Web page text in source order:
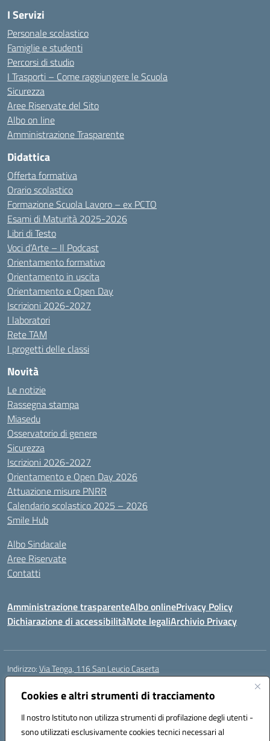
Cookies e altri strumenti di tracciamento
Il nostro Istituto non utilizza strumenti di profilazione degli utenti -
sono utilizzati esclusivamente cookies tecnici necessari al
I Servizi
Personale scolastico
Famiglie e studenti
Percorsi di studio
I Trasporti – Come raggiungere le Scuola
Sicurezza
Aree Riservate del Sito
Albo on line
Amministrazione Trasparente
Didattica
Offerta formativa
Orario scolastico
Formazione Scuola Lavoro – ex PCTO
Esami di Maturità 2025-2026
Libri di Testo
Voci d’Arte – Il Podcast
Orientamento formativo
Orientamento in uscita
Orientamento e Open Day
Iscrizioni 2026-2027
I laboratori
Rete TAM
I progetti delle classi
Novità
Le notizie
Rassegna stampa
Miasedu
Osservatorio di genere
Sicurezza
Iscrizioni 2026-2027
Orientamento e Open Day 2026
Attuazione misure PNRR
Calendario scolastico 2025 – 2026
Smile Hub
Albo Sindacale
Aree Riservate
Contatti
Amministrazione trasparenteAlbo onlinePrivacy Policy
Dichiarazione di accessibilitàNote legaliArchivio Privacy
Indirizzo:Via Tenga, 116 San Leucio Caserta
Centralino:
Posta elettronica certificata (PEC):ceis042009@pec.istruzione.it
Codice fiscale: 93098380616
Codice meccanografico:CEIS042009